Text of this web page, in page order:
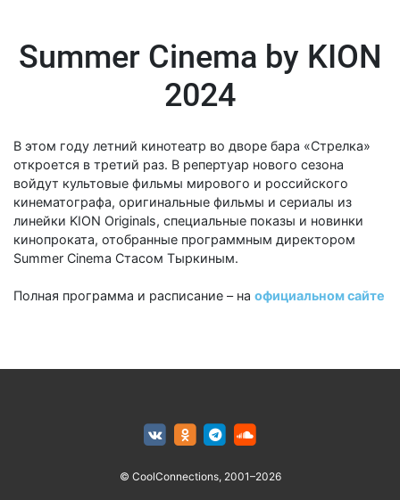
Summer Cinema by KION
2024
В этом году летний кинотеатр во дворе бара «Стрелка»
откроется в третий раз. В репертуар нового сезона
войдут культовые фильмы мирового и российского
кинематографа, оригинальные фильмы и сериалы из
линейки KION Originals, специальные показы и новинки
кинопроката, отобранные программным директором
Summer Cinema Стасом Тыркиным.
Полная программа и расписание – на официальном сайте
© CoolConnections, 2001–2026